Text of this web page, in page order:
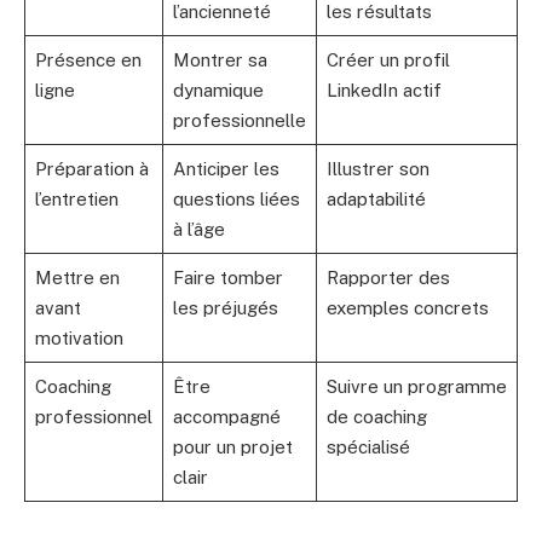
l’ancienneté
les résultats
Présence en
ligne
Montrer sa
dynamique
professionnelle
Créer un profil
LinkedIn actif
Préparation à
l’entretien
Anticiper les
questions liées
à l’âge
Illustrer son
adaptabilité
Mettre en
avant
motivation
Faire tomber
les préjugés
Rapporter des
exemples concrets
Coaching
professionnel
Être
accompagné
pour un projet
clair
Suivre un programme
de coaching
spécialisé